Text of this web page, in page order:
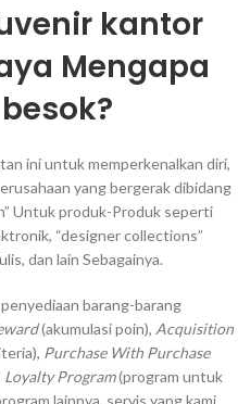
kantor
Mengapa
ini untuk memperkenalkan diri,
yang bergerak dibidang
Untuk produk-Produk seperti
“designer collections”
dan lain Sebagainya.
barang-barang
(akumulasi poin), Acquisition
Purchase With Purchase
Loyalty Program(program untuk